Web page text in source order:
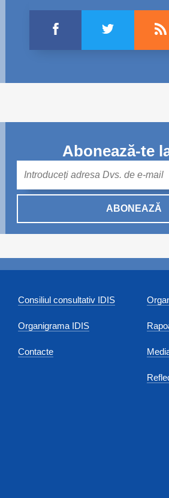
Abonează-te
ABONEAZĂ
Consiliul consultativ IDIS
Organigrama IDIS
Contacte